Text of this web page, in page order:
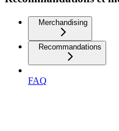
Merchandising
Recommandations
FAQ